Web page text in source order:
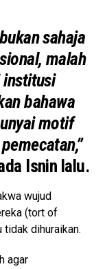
sahaja
malah
institusi
bahawa
motif
Isnin lalu.
wujud
(tort of
tidak dihuraikan.
agar